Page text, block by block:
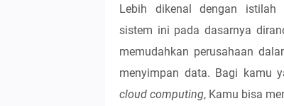
Lebih dikenal dengan istilah
sistem ini pada dasarnya
memudahkan perusahaan
menyimpan data. Bagi kamu
cloud computing, Kamu bisa